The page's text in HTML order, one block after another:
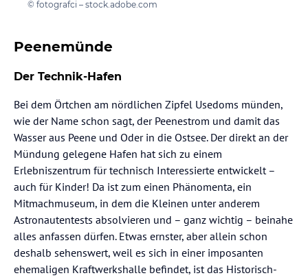
© fotografci – stock.adobe.com
Peenemünde
Der Technik-Hafen
Bei dem Örtchen am nördlichen Zipfel Usedoms münden,
wie der Name schon sagt, der Peenestrom und damit das
Wasser aus Peene und Oder in die Ostsee. Der direkt an der
Mündung gelegene Hafen hat sich zu einem
Erlebniszentrum für technisch Interessierte entwickelt –
auch für Kinder! Da ist zum einen Phänomenta, ein
Mitmachmuseum, in dem die Kleinen unter anderem
Astronautentests absolvieren und – ganz wichtig – beinahe
alles anfassen dürfen. Etwas ernster, aber allein schon
deshalb sehenswert, weil es sich in einer imposanten
ehemaligen Kraftwerkshalle befindet, ist das Historisch-